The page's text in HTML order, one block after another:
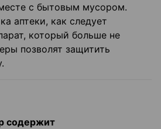
с бытовым мусором.
аптеки, как следует
который больше не
позволят защитить
содержит